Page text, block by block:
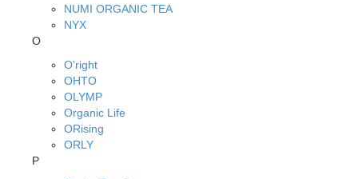
NUMI ORGANIC TEA
NYX
O
O'right
OHTO
OLYMP
Organic Life
ORising
ORLY
P